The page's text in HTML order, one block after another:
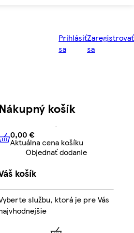
Prihlásiť
sa
Zaregistrovať
sa
Nákupný košík
0,00 € Aktuálna cena košíku
0,00 €
Aktuálna cena košíku
Objednať dodanie
košík
službu, ktorá je pre Vás